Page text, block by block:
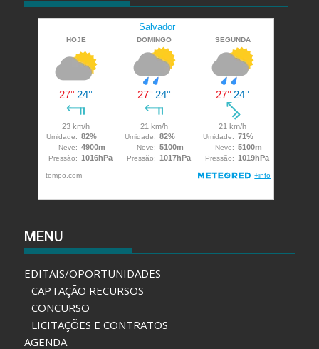
MENU
EDITAIS/OPORTUNIDADES
CAPTAÇÃO RECURSOS
CONCURSO
LICITAÇÕES E CONTRATOS
AGENDA